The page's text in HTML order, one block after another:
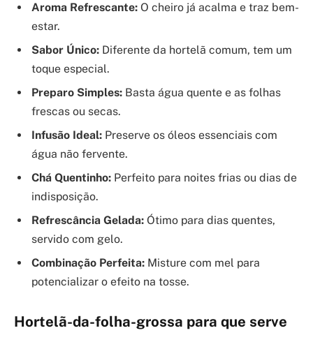
Aroma Refrescante: O cheiro já acalma e traz bem-
estar.
Sabor Único: Diferente da hortelã comum, tem um
toque especial.
Preparo Simples: Basta água quente e as folhas
frescas ou secas.
Infusão Ideal: Preserve os óleos essenciais com
água não fervente.
Chá Quentinho: Perfeito para noites frias ou dias de
indisposição.
Refrescância Gelada: Ótimo para dias quentes,
servido com gelo.
Combinação Perfeita: Misture com mel para
potencializar o efeito na tosse.
Hortelã-da-folha-grossa para que serve